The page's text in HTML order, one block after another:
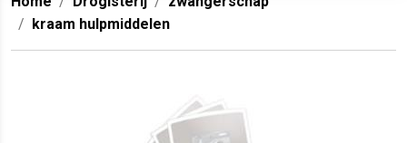
kraam hulpmiddelen